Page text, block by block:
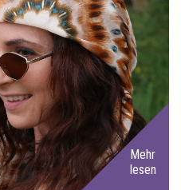
Mehr
lesen